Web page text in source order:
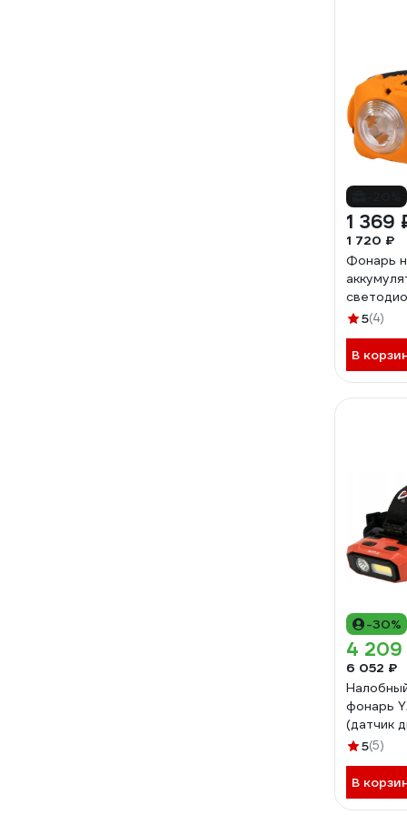
1 369
1 720 ₽
Фонарь
1950
5(4)
В
-30%
4 209
6 052 ₽
фонарь
(датчик
08594
5(5)
В